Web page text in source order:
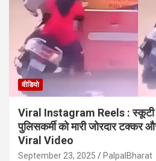
वीडियो
Viral Instagram Reels : स्कूटी
पुलिसकर्मी को मारी जोरदार
Viral Video
September 23, 2025 PalpalBharat